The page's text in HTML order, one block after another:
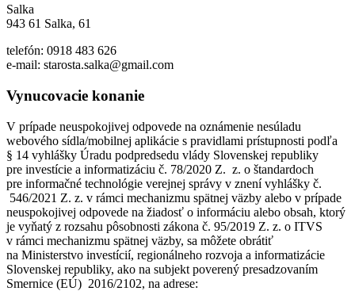
Salka
943 61 Salka, 61
telefón: 0918 483 626
e-mail: starosta.salka@gmail.com
Vynucovacie konanie
V prípade neuspokojivej odpovede na oznámenie nesúladu
webového sídla/mobilnej aplikácie s pravidlami prístupnosti podľa
§ 14 vyhlášky Úradu podpredsedu vlády Slovenskej republiky
pre investície a informatizáciu č. 78/2020 Z. z. o štandardoch
pre informačné technológie verejnej správy v znení vyhlášky č.
546/2021 Z. z. v rámci mechanizmu spätnej väzby alebo v prípade
neuspokojivej odpovede na žiadosť o informáciu alebo obsah, ktorý
je vyňatý z rozsahu pôsobnosti zákona č. 95/2019 Z. z. o ITVS
v rámci mechanizmu spätnej väzby, sa môžete obrátiť
na Ministerstvo investícií, regionálneho rozvoja a informatizácie
Slovenskej republiky, ako na subjekt poverený presadzovaním
Smernice (EÚ) 2016/2102, na adrese: